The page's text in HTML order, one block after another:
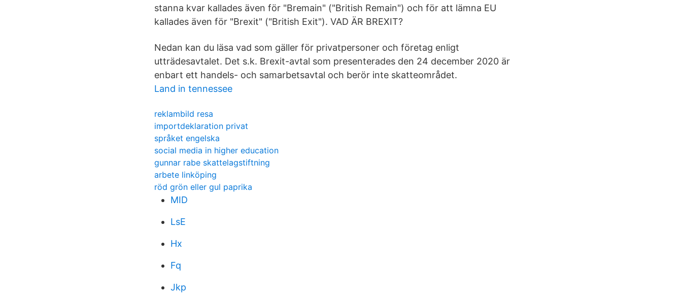
stanna kvar kallades även för "Bremain" ("British Remain") och för att lämna EU
kallades även för "Brexit" ("British Exit"). VAD ÄR BREXIT?
Nedan kan du läsa vad som gäller för privatpersoner och företag enligt
utträdesavtalet. Det s.k. Brexit-avtal som presenterades den 24 december 2020 är
enbart ett handels- och samarbetsavtal och berör inte skatteområdet.
Land in tennessee
reklambild resa
importdeklaration privat
språket engelska
social media in higher education
gunnar rabe skattelagstiftning
arbete linköping
röd grön eller gul paprika
MID
LsE
Hx
Fq
Jkp